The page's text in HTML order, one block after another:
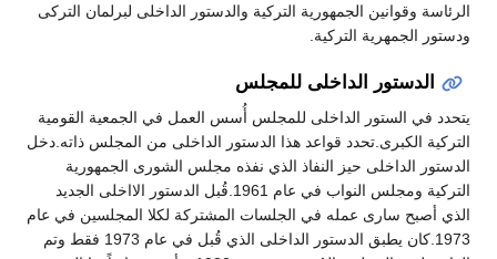
الرئاسة وقوانين الجمهورية التركية والدستور الداخلى لبرلمان التركى
ودستور الجمهرية التركية.
الدستور الداخلى للمجلس
يتحدد في الستور الداخلى للمجلس أُسس العمل في الجمعية القومية
التركية الكبرى.تحدد قواعد هذا الدستور الداخلى من المجلس ذاته.دخل
الدستور الداخلى حيز النفاذ الذي نفذه مجلس الشورى الجمهورية
التركية ومجلس النواب في عام 1961.قُبل الدستور الااخلى الجديد
الذي أصبح سارى عمله في الجلسات المشتركة لكلا المجلسين في عام
1973.كان يطبق الدستور الداخلى الذي قُبل في عام 1973 فقط وتم